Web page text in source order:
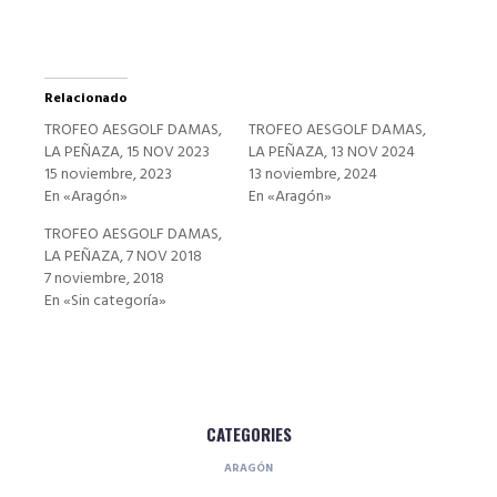
Relacionado
TROFEO AESGOLF DAMAS,
LA PEÑAZA, 15 NOV 2023
15 noviembre, 2023
En «Aragón»
TROFEO AESGOLF DAMAS,
LA PEÑAZA, 13 NOV 2024
13 noviembre, 2024
En «Aragón»
TROFEO AESGOLF DAMAS,
LA PEÑAZA, 7 NOV 2018
7 noviembre, 2018
En «Sin categoría»
CATEGORIES
ARAGÓN